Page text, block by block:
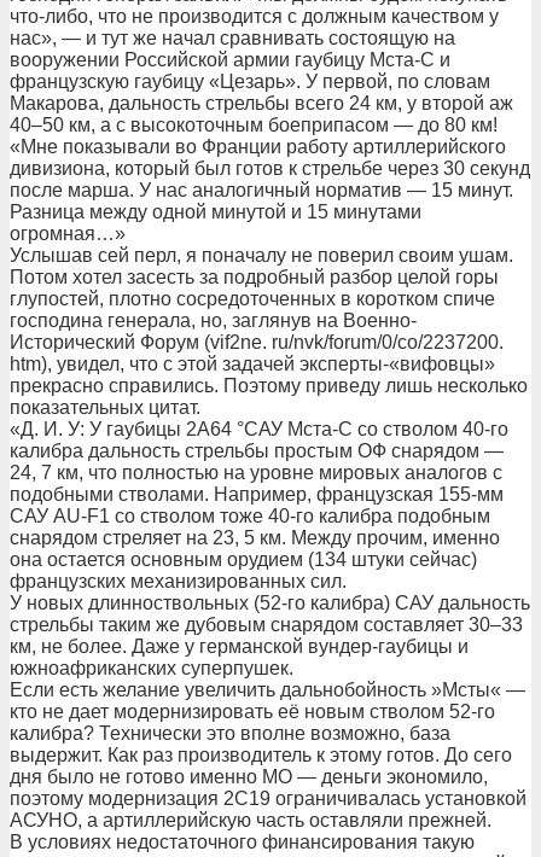
что-либо, что не производится с должным качеством у
нас», — и тут же начал сравнивать состоящую на
вооружении Российской армии гаубицу Мста-С и
французскую гаубицу «Цезарь». У первой, по словам
Макарова, дальность стрельбы всего 24 км, у второй аж
40–50 км, а с высокоточным боеприпасом — до 80 км!
«Мне показывали во Франции работу артиллерийского
дивизиона, который был готов к стрельбе через 30 секунд
после марша. У нас аналогичный норматив — 15 минут.
Разница между одной минутой и 15 минутами
огромная…»
Услышав сей перл, я поначалу не поверил своим ушам.
Потом хотел засесть за подробный разбор целой горы
глупостей, плотно сосредоточенных в коротком спиче
господина генерала, но, заглянув на Военно-
Исторический Форум (vif2ne. ru/nvk/forum/0/co/2237200.
htm), увидел, что с этой задачей эксперты-«вифовцы»
прекрасно справились. Поэтому приведу лишь несколько
показательных цитат.
«Д. И. У: У гаубицы 2А64 °САУ Мста-С со стволом 40-го
калибра дальность стрельбы простым ОФ снарядом —
24, 7 км, что полностью на уровне мировых аналогов с
подобными стволами. Например, французская 155-мм
САУ AU-F1 со стволом тоже 40-го калибра подобным
снарядом стреляет на 23, 5 км. Между прочим, именно
она остается основным орудием (134 штуки сейчас)
французских механизированных сил.
У новых длинноствольных (52-го калибра) САУ дальность
стрельбы таким же дубовым снарядом составляет 30–33
км, не более. Даже у германской вундер-гаубицы и
южноафриканских суперпушек.
Если есть желание увеличить дальнобойность »Мсты« —
кто не дает модернизировать её новым стволом 52-го
калибра? Технически это вполне возможно, база
выдержит. Как раз производитель к этому готов. До сего
дня было не готово именно МО — деньги экономило,
поэтому модернизация 2С19 ограничивалась установкой
АСУНО, а артиллерийскую часть оставляли прежней.
В условиях недостаточного финансирования такую